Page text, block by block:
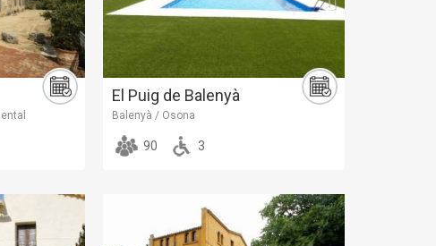
El Puig de Balenyà
Balenyà / Osona
90 3